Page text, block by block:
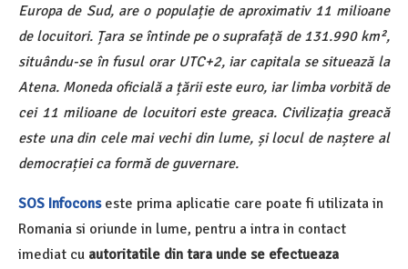
Europa de Sud, are o populație de aproximativ 11 milioane
de locuitori. Țara se întinde pe o suprafață de 131.990 km²,
situându-se în fusul orar UTC+2, iar capitala se situează la
Atena. Moneda oficială a țării este euro, iar limba vorbită de
cei 11 milioane de locuitori este greaca. Civilizația greacă
este una din cele mai vechi din lume, și locul de naștere al
democrației ca formă de guvernare.
SOS Infoconseste prima aplicatie care poate fi utilizata in
Romania si oriunde in lume, pentru a intra in contact
imediat cu autoritatile din tara unde se efectueaza